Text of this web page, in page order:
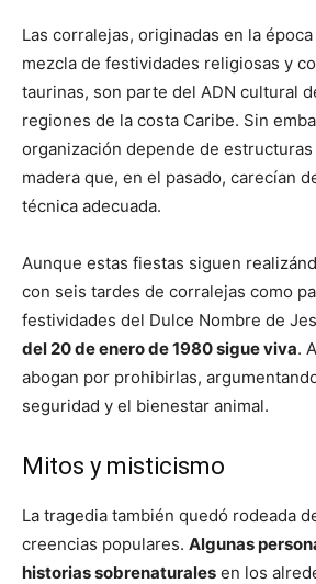
Las corralejas, originadas en la
mezcla de festividades religiosas y
taurinas, son parte del ADN cultural
regiones de la costa Caribe. Sin
organización depende de
madera que, en el pasado, carecían
técnica adecuada.
Aunque estas fiestas siguen
con seis tardes de corralejas como
festividades del Dulce Nombre de
del 20 de enero de 1980 sigue viva.
abogan por prohibirlas,
seguridad y el bienestar animal.
Mitos y misticismo
La tragedia también quedó rodeada
creencias populares. Algunas
historias sobrenaturales en los